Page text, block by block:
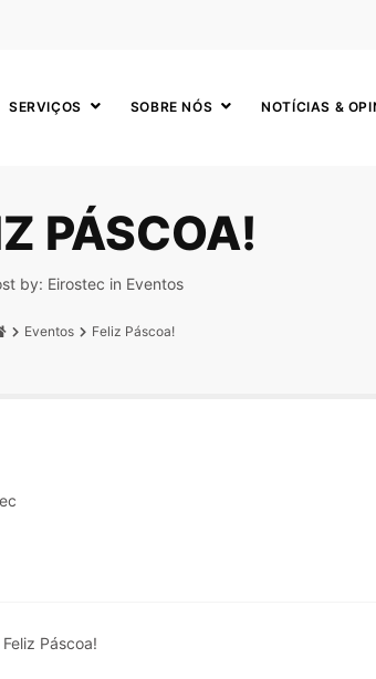
SERVIÇOS SOBRE NÓS NOTÍCIAS &
PÁSCOA!
by: Eirostec in Eventos
Eventos Feliz Páscoa!
Páscoa!